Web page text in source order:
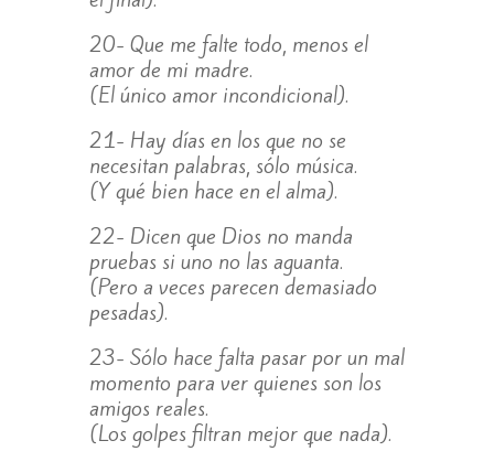
20- Que me falte todo, menos el
amor de mi madre.
(El único amor incondicional).
21- Hay días en los que no se
necesitan palabras, sólo música.
(Y qué bien hace en el alma).
22- Dicen que Dios no manda
pruebas si uno no las aguanta.
(Pero a veces parecen demasiado
pesadas).
23- Sólo hace falta pasar por un mal
momento para ver quienes son los
amigos reales.
(Los golpes filtran mejor que nada).